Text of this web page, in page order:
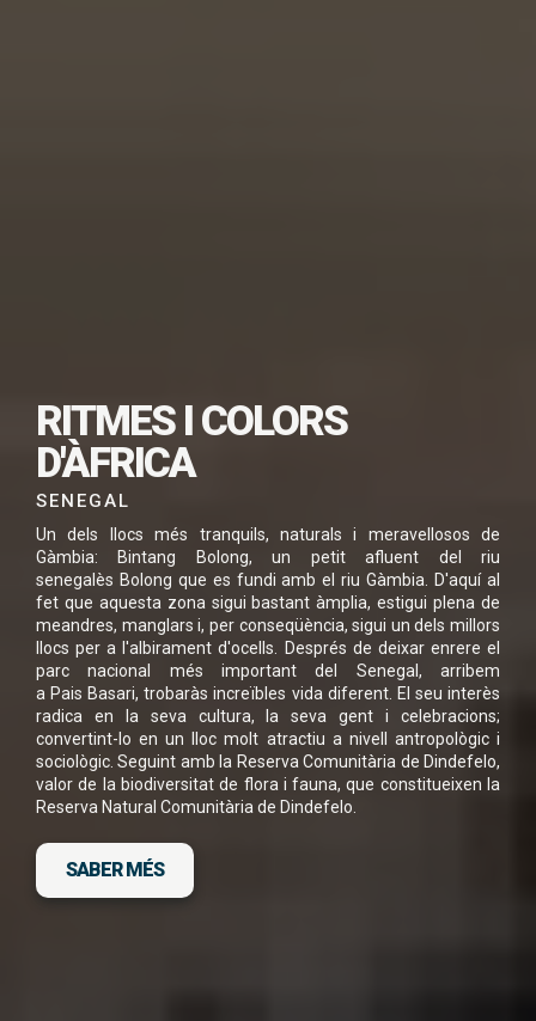
RITMES I COLORS
D'ÀFRICA
SENEGAL
Un dels llocs més tranquils, naturals i meravellosos de
Gàmbia: Bintang Bolong, un petit afluent del riu
senegalès Bolong que es fundi amb el riu Gàmbia. D'aquí al
fet que aquesta zona sigui bastant àmplia, estigui plena de
meandres, manglars i, per conseqüència, sigui un dels millors
llocs per a l'albirament d'ocells. Després de deixar enrere el
parc nacional més important del Senegal, arribem
a Pais Basari, trobaràs increïbles vida diferent. El seu interès
radica en la seva cultura, la seva gent i celebracions;
convertint-lo en un lloc molt atractiu a nivell antropològic i
sociològic. Seguint amb la Reserva Comunitària de Dindefelo,
valor de la biodiversitat de flora i fauna, que constitueixen la
Reserva Natural Comunitària de Dindefelo.
SABER MÉS
SUBSCRIU-TE PER
DESCARREGAR
AQUEST VIATGE EN
PDF
He llegit i accepto laPolítica de Privacitat*
DESCARGA FITXA DEL VIATGE